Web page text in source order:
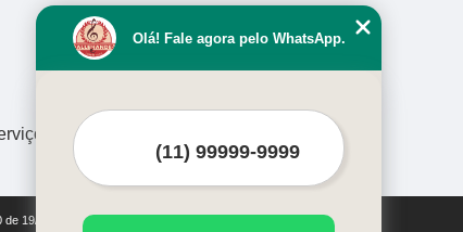
de 19/02/1998)
Olá! Fale agora pelo WhatsApp.